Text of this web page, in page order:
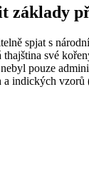
základy
spjat s
své
pouze
indických vzorů